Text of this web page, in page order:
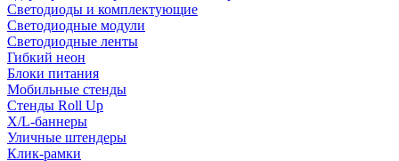
Светодиоды и комплектующие
Светодиодные модули
Светодиодные ленты
Гибкий неон
Блоки питания
Мобильные стенды
Стенды Roll Up
X/L-баннеры
Уличные штендеры
Клик-рамки